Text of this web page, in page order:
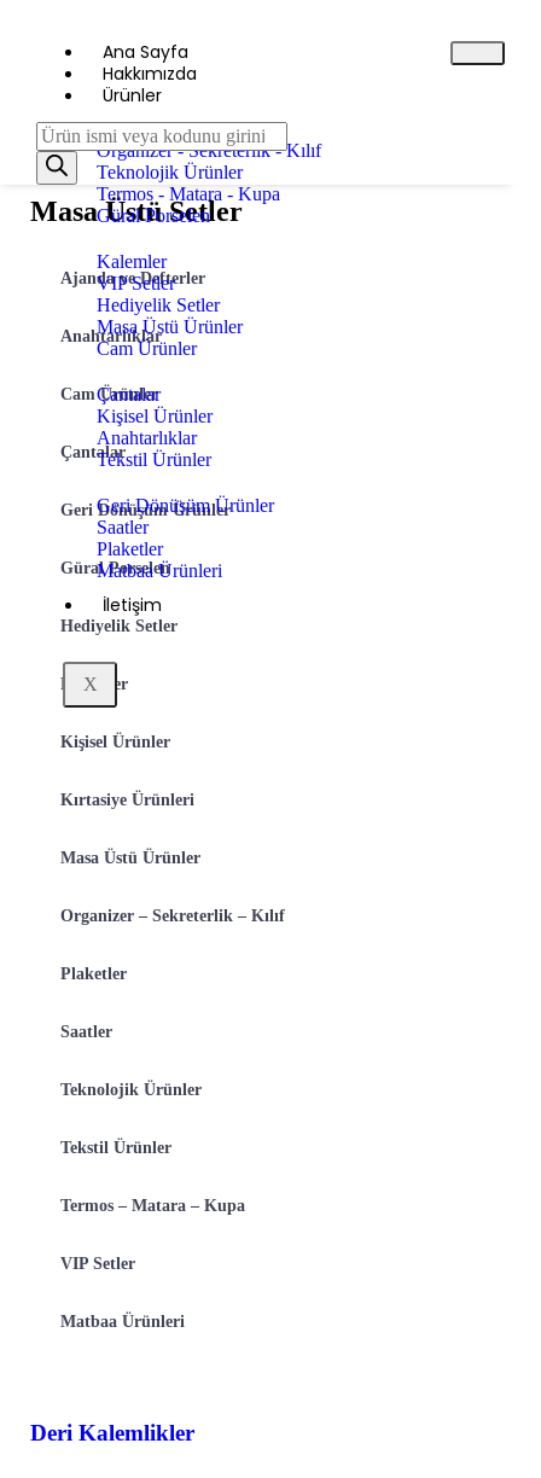
Ana Sayfa
Hakkımızda
Ürünler
Ajanda Defterler
Organizer - Sekreterlik - Kılıf
Teknolojik Ürünler
Termos - Matara - Kupa
Güral Porselen
Kalemler
VIP Setler
Hediyelik Setler
Masa Üstü Ürünler
Cam Ürünler
Çantalar
Kişisel Ürünler
Anahtarlıklar
Tekstil Ürünler
Geri Dönüşüm Ürünler
Saatler
Plaketler
Matbaa Ürünleri
İletişim
X
Masa Üstü Setler
Ajanda ve Defterler
Anahtarlıklar
Cam Ürünler
Çantalar
Geri Dönüşüm Ürünler
Güral Porselen
Hediyelik Setler
Kalemler
Kişisel Ürünler
Kırtasiye Ürünleri
Masa Üstü Ürünler
Organizer – Sekreterlik – Kılıf
Plaketler
Saatler
Teknolojik Ürünler
Tekstil Ürünler
Termos – Matara – Kupa
VIP Setler
Matbaa Ürünleri
Deri Kalemlikler